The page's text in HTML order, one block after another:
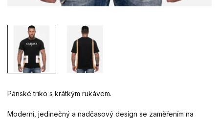
Pánské triko s krátkým rukávem.
Moderní, jedinečný a nadčasový design se zaměřením na